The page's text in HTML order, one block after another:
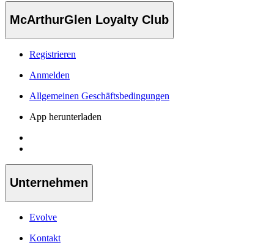
McArthurGlen Loyalty Club
Registrieren
Anmelden
Allgemeinen Geschäftsbedingungen
App herunterladen
Unternehmen
Evolve
Kontakt